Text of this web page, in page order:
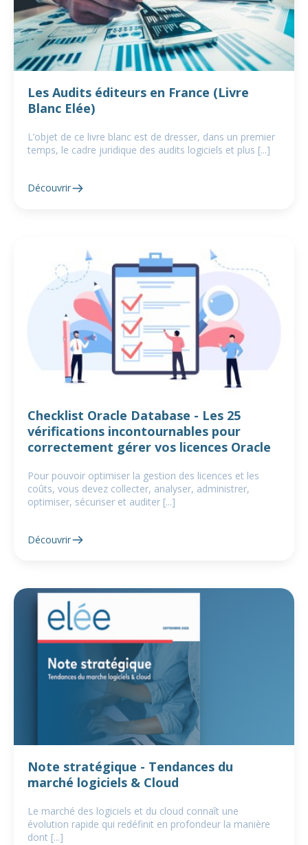
Les Audits éditeurs en France (Livre
Blanc Elée)
L’objet de ce livre blanc est de dresser, dans un premier
temps, le cadre juridique des audits logiciels et plus [...]
Découvrir
Checklist Oracle Database - Les 25
vérifications incontournables pour
correctement gérer vos licences Oracle
Pour pouvoir optimiser la gestion des licences et les
coûts, vous devez collecter, analyser, administrer,
optimiser, sécuriser et auditer [...]
Découvrir
Note stratégique - Tendances du
marché logiciels & Cloud
Le marché des logiciels et du cloud connaît une
évolution rapide qui redéfinit en profondeur la manière
dont [...]